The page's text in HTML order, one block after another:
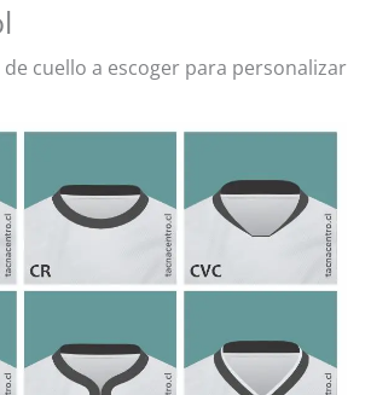
cuello a escoger para personalizar